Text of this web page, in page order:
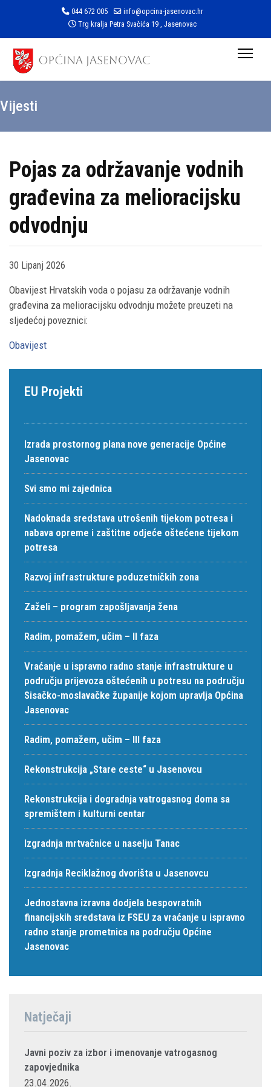
044 672 005
info@opcina-jasenovac.hr
Trg kralja Petra Svačića 19 , Jasenovac
Vijesti
Pojas za održavanje vodnih
građevina za melioracijsku
odvodnju
30 Lipanj 2026
Obavijest Hrvatskih voda o pojasu za održavanje vodnih
građevina za melioracijsku odvodnju možete preuzeti na
sljedećoj poveznici:
Obavijest
EU Projekti
Izrada prostornog plana nove generacije Općine
Jasenovac
Svi smo mi zajednica
Nadoknada sredstava utrošenih tijekom potresa i
nabava opreme i zaštitne odjeće oštećene tijekom
potresa
Razvoj infrastrukture poduzetničkih zona
Zaželi – program zapošljavanja žena
Radim, pomažem, učim – II faza
Vraćanje u ispravno radno stanje infrastrukture u
području prijevoza oštećenih u potresu na području
Sisačko-moslavačke županije kojom upravlja Općina
Jasenovac
Radim, pomažem, učim – III faza
Rekonstrukcija „Stare ceste“ u Jasenovcu
Rekonstrukcija i dogradnja vatrogasnog doma sa
spremištem i kulturni centar
Izgradnja mrtvačnice u naselju Tanac
Izgradnja Reciklažnog dvorišta u Jasenovcu
Jednostavna izravna dodjela bespovratnih
financijskih sredstava iz FSEU za vraćanje u ispravno
radno stanje prometnica na području Općine
Jasenovac
Natječaji
Javni poziv za izbor i imenovanje vatrogasnog
zapovjednika
23.04.2026.